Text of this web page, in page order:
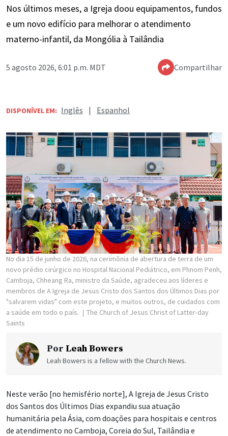
Nos últimos meses, a Igreja doou equipamentos, fundos
e um novo edifício para melhorar o atendimento
materno-infantil, da Mongólia à Tailândia
5 agosto 2026, 6:01 p.m. MDT Compartilhar
DISPONÍVEL EM: Inglês | Espanhol
No dia 15 de junho de 2026, na cerimônia de abertura de terra de um
novo prédio cirúrgico no Hospital Nacional Pediátrico, em Phnom Penh,
Camboja, Chheang Ra, ministro da Saúde, agradeceu aos líderes e
membros de A Igreja de Jesus Cristo dos Santos dos Últimos Dias por
"salvarem vidas" com este projeto, e muitos outros, de cuidados com
a saúde em todo o país.
The Church of Jesus Christ of Latter-day
Saints
Por Leah Bowers
Leah Bowers is a fellow with the Church News.
Neste verão [no hemisfério norte], A Igreja de Jesus Cristo
dos Santos dos Últimos Dias expandiu sua atuação
humanitária pela Ásia, com doações para hospitais e centros
de atendimento no Camboja, Coreia do Sul, Tailândia e